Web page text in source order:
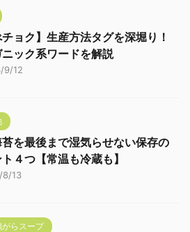
チョク】生産方法タグを深堀り！
ック系ワードを解説
9/12
を最後まで湿気らせない保存の
４つ【常温も冷蔵も】
8/13
がらスープ